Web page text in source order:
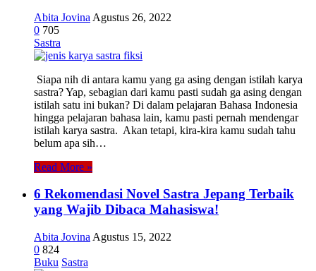
Abita Jovina Agustus 26, 2022
0 705
Sastra
Siapa nih di antara kamu yang ga asing dengan istilah karya
sastra? Yap, sebagian dari kamu pasti sudah ga asing dengan
istilah satu ini bukan? Di dalam pelajaran Bahasa Indonesia
hingga pelajaran bahasa lain, kamu pasti pernah mendengar
istilah karya sastra. Akan tetapi, kira-kira kamu sudah tahu
belum apa sih…
Read More »
6 Rekomendasi Novel Sastra Jepang Terbaik
yang Wajib Dibaca Mahasiswa!
Abita Jovina Agustus 15, 2022
0 824
Buku Sastra